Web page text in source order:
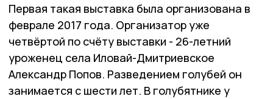
Первая такая выставка была организована в
феврале 2017 года. Организатор уже
четвёртой по счёту выставки - 26-летний
уроженец села Иловай-Дмитриевское
Александр Попов. Разведением голубей он
занимается с шести лет. В голубятнике у